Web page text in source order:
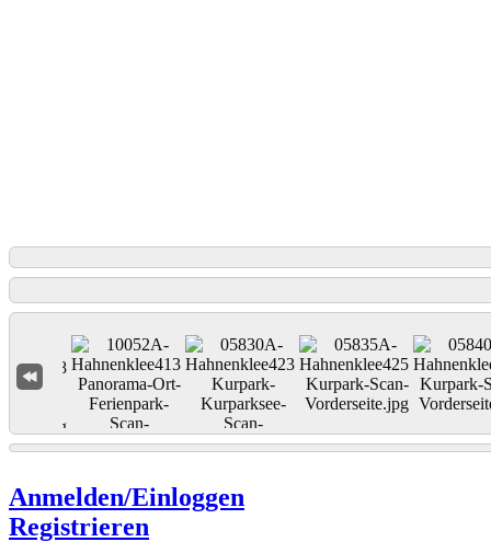
Anmelden/Einloggen
Registrieren